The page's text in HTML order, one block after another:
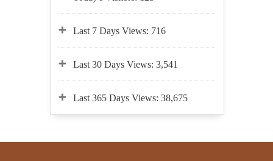
Last 7 Days Views: 716
Last 30 Days Views: 3,541
Last 365 Days Views: 38,675